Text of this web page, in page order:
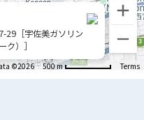
179
©2026 500 m Terms
29［宇佐美ガソリン
ク）］